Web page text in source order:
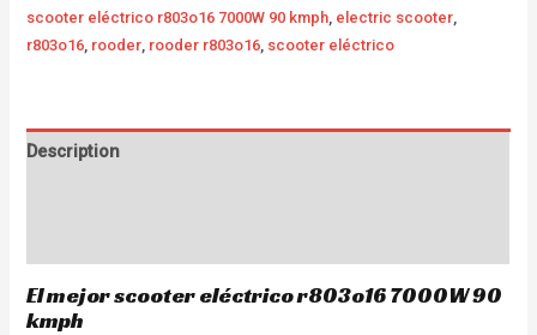
scooter eléctrico r803o16 7000W 90 kmph electric scooter
r803o16 rooder rooder r803o16 scooter eléctrico
Description
El mejor scooter eléctrico r803o16 7000W 90
kmph